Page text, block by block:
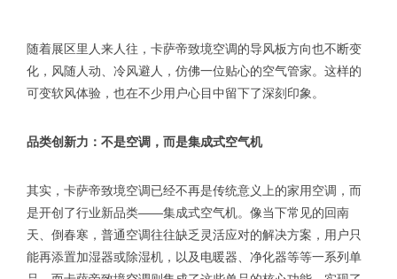
随着展区里人来人往，卡萨帝致境空调的导风板方向也不断变
化，风随人动、冷风避人，仿佛一位贴心的空气管家。这样的
可变软风体验，也在不少用户心目中留下了深刻印象。
品类创新力：不是空调，而是集成式空气机
其实，卡萨帝致境空调已经不再是传统意义上的家用空调，而
是开创了行业新品类——集成式空气机。像当下常见的回南
天、倒春寒，普通空调往往缺乏灵活应对的解决方案，用户只
能再添置加湿器或除湿机，以及电暖器、净化器等等一系列单